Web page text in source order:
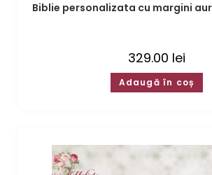
Biblie personalizata cu margini
329.00 lei
Adaugă în coș